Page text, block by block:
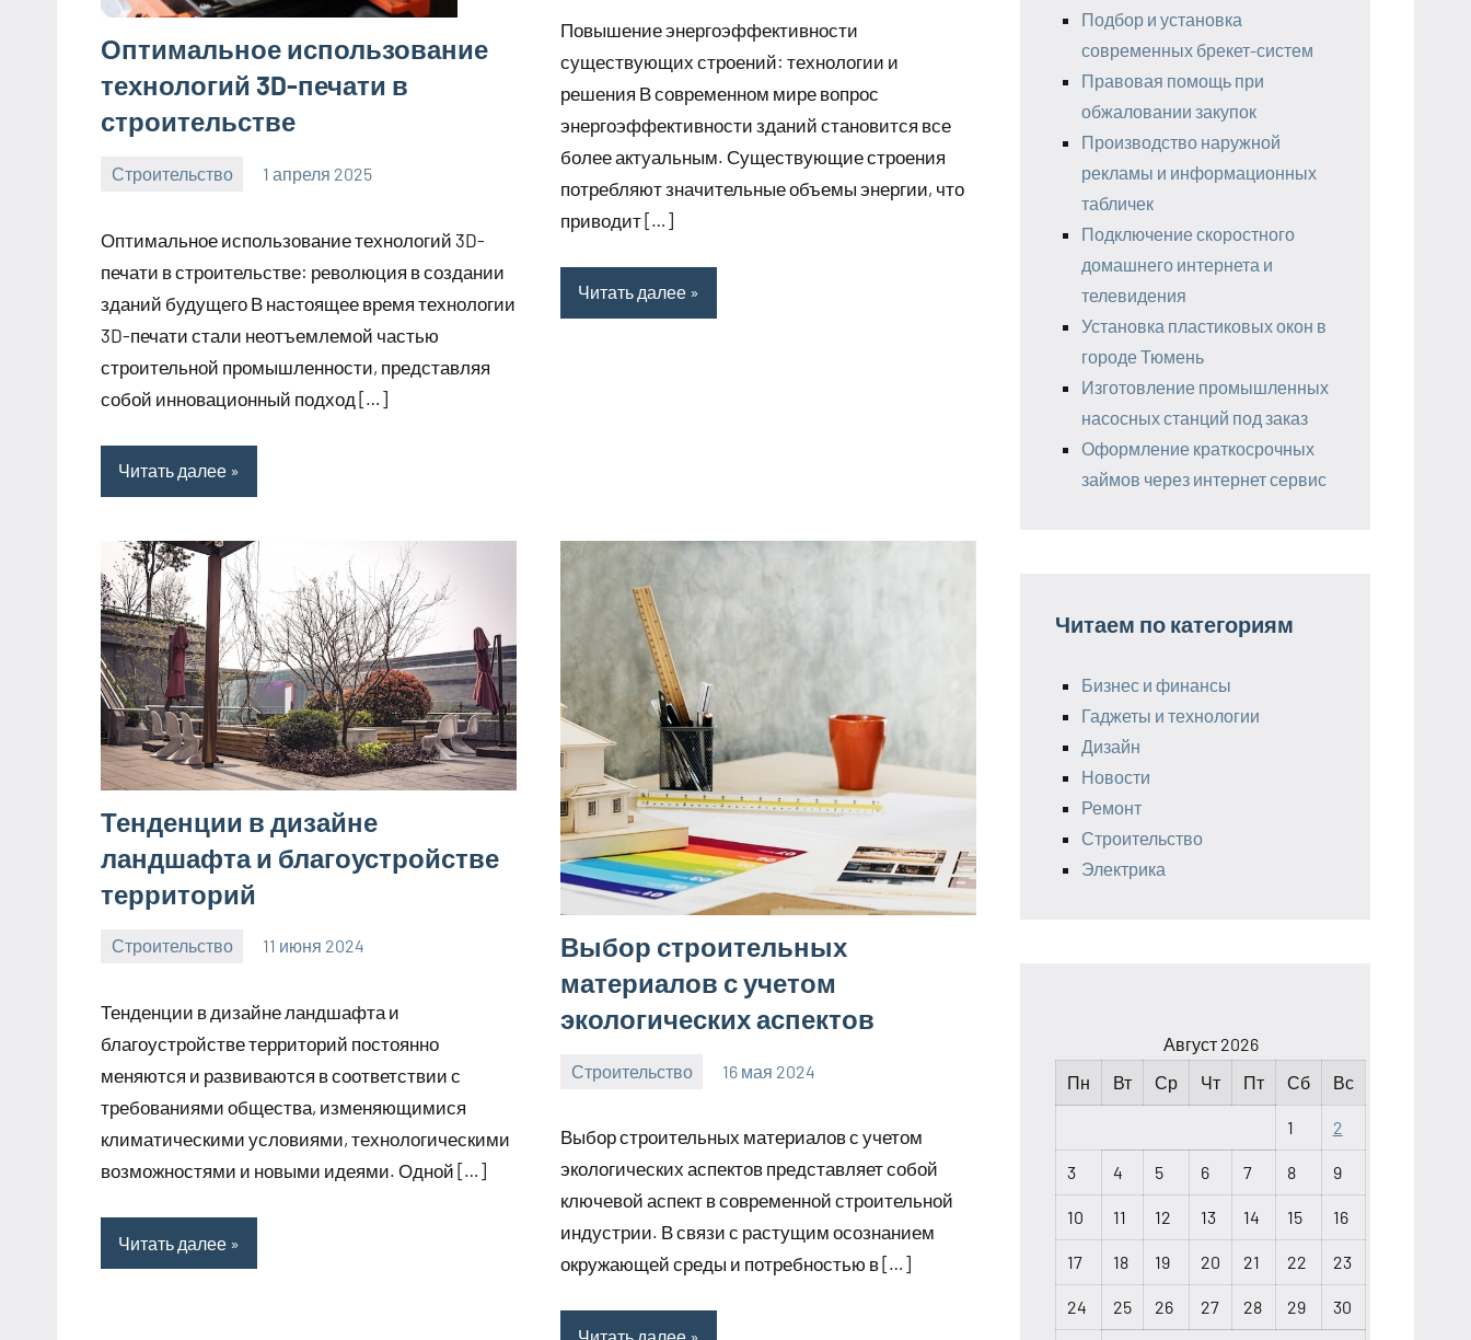
Оптимальное использование
технологий 3D-печати в
строительстве
Строительство 1 апреля 2025
svargroup_ru
Оптимальное использование технологий 3D-
печати в строительстве: революция в создании
зданий будущего В настоящее время технологии
3D-печати стали неотъемлемой частью
строительной промышленности, представляя
собой инновационный подход […]
Читать далее
Повышение энергоэффективности
существующих строений: технологии и
решения В современном мире вопрос
энергоэффективности зданий становится все
более актуальным. Существующие строения
потребляют значительные объемы энергии, что
приводит […]
Читать далее
Тенденции в дизайне
ландшафта и благоустройстве
территорий
Строительство 11 июня 2024
svargroup_ru
Тенденции в дизайне ландшафта и
благоустройстве территорий постоянно
меняются и развиваются в соответствии с
требованиями общества, изменяющимися
климатическими условиями, технологическими
возможностями и новыми идеями. Одной […]
Читать далее
Выбор строительных
материалов с учетом
экологических аспектов
Строительство 16 мая 2024
svargroup_ru
Выбор строительных материалов с учетом
экологических аспектов представляет собой
ключевой аспект в современной строительной
индустрии. В связи с растущим осознанием
окружающей среды и потребностью в […]
Подбор и установка
современных брекет-систем
Правовая помощь при
обжаловании закупок
Производство наружной
рекламы и информационных
табличек
Подключение скоростного
домашнего интернета и
телевидения
Установка пластиковых окон в
городе Тюмень
Изготовление промышленных
насосных станций под заказ
Оформление краткосрочных
займов через интернет сервис
Читаем по категориям
Бизнес и финансы
Гаджеты и технологии
Дизайн
Новости
Ремонт
Строительство
Электрика
Август 2026
Пн
Вт Ср Чт Пт Сб Вс
1 2
3 4 5 6 7 8 9
10 11 12 13 14 15 16
17 18 19 20 21 22 23
24 25 26 27 28 29 30